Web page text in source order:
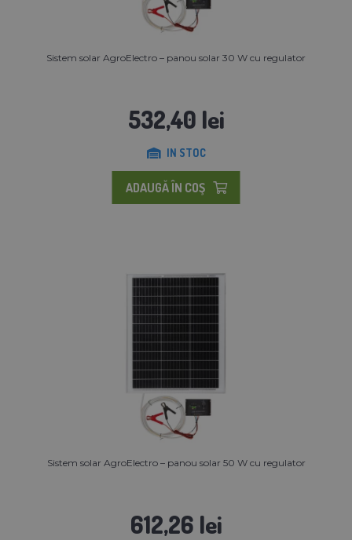
Sistem solar AgroElectro – panou solar 30 W cu regulator
532,40 lei
IN STOC
ADAUGĂ ÎN COŞ
Sistem solar AgroElectro – panou solar 50 W cu regulator
612,26 lei